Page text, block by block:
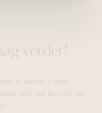
verder!
of wenst u meer
ons een bericht. Wij